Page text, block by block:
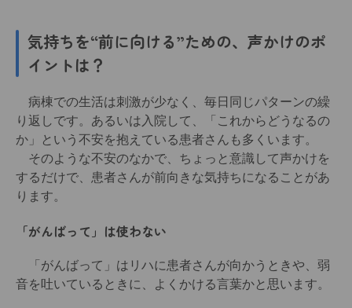
気持ちを“前に向ける”ための、声かけのポ
イントは？
病棟での生活は刺激が少なく、毎日同じパターンの繰
り返しです。あるいは入院して、「これからどうなるの
か」という不安を抱えている患者さんも多くいます。
そのような不安のなかで、ちょっと意識して声かけを
するだけで、患者さんが前向きな気持ちになることがあ
ります。
「がんばって」は使わない
「がんばって」はリハに患者さんが向かうときや、弱
音を吐いているときに、よくかける言葉かと思います。